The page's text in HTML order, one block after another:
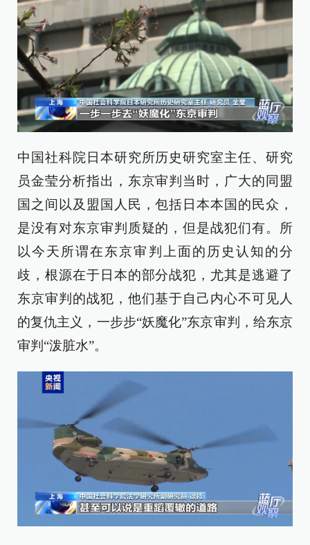
中国社科院日本研究所历史研究室主任、研究
员金莹分析指出，东京审判当时，广大的同盟
国之间以及盟国人民，包括日本本国的民众，
是没有对东京审判质疑的，但是战犯们有。所
以今天所谓在东京审判上面的历史认知的分
歧，根源在于日本的部分战犯，尤其是逃避了
东京审判的战犯，他们基于自己内心不可见人
的复仇主义，一步步“妖魔化”东京审判，给东京
审判“泼脏水”。